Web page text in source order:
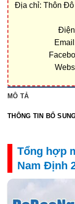
Địa chỉ: Thôn Đô
MÔ TẢ
THÔNG TIN BỔ
Tổng hợp
Nam Định